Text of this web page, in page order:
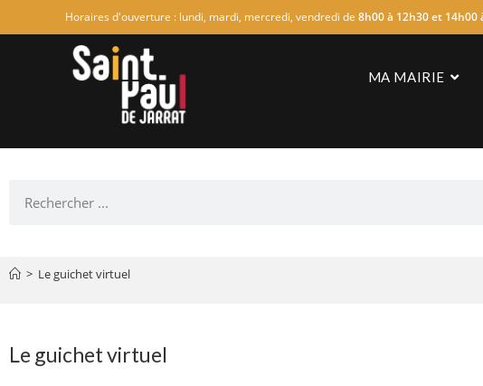
Horaires d'ouverture : lundi, mardi, mercredi, vendredi de 8h00 à 12h30 et 14h00
MA MAIRIE
> Le guichet virtuel
Le guichet virtuel